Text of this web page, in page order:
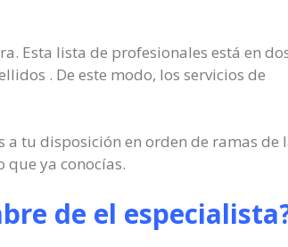
Esta lista de profesionales está en
. De este modo, los servicios de
tu disposición en orden de ramas de
ya conocías.
de el